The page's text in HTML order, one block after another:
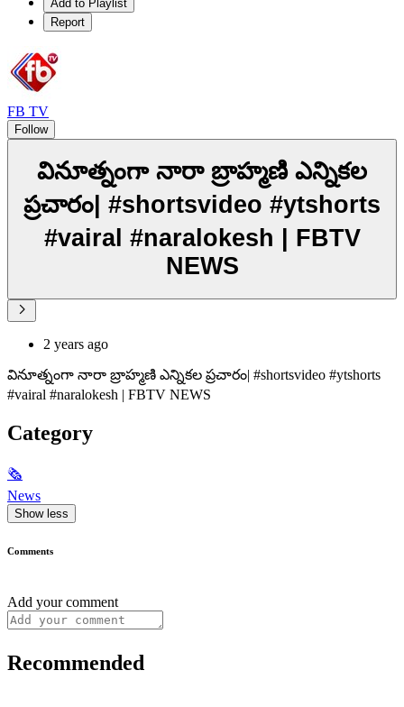
Add to Playlist
Report
FB TV
Follow
వినూత్నంగా నారా బ్రాహ్మణి ఎన్నికల
ప్రచారం| #shortsvideo #ytshorts
#vairal #naralokesh | FBTV
NEWS
2 years ago
వినూత్నంగా నారా బ్రాహ్మణి ఎన్నికల ప్రచారం| #shortsvideo #ytshorts
#vairal #naralokesh | FBTV NEWS
Category
🗞
News
Show less
Comments
Add your comment
Recommended